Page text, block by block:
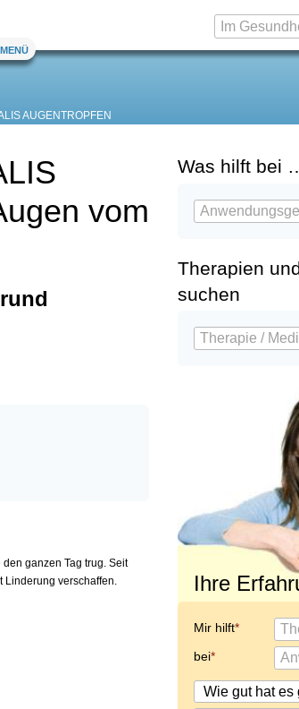
Menü
AUGENTROPFEN
vom
ganzen Tag trug. Seit
Linderung verschaffen.
Was hilft bei
Therapien
suchen
Ihre
Mir hilft
bei